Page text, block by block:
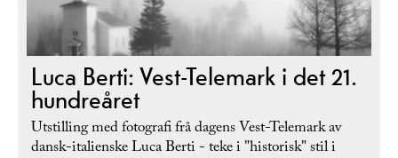
Luca Berti: Vest-Telemark i det 21.
hundreåret
Utstilling med fotografi frå dagens Vest-Telemark av
dansk-italienske Luca Berti - teke i "historisk" stil i